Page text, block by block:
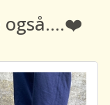
også....❤️